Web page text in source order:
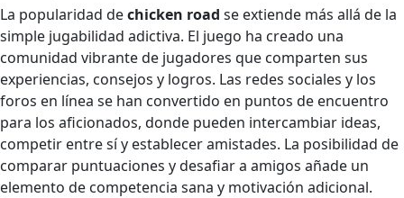
La popularidad dechicken road se extiende más allá de la
simple jugabilidad adictiva. El juego ha creado una
comunidad vibrante de jugadores que comparten sus
experiencias, consejos y logros. Las redes sociales y los
foros en línea se han convertido en puntos de encuentro
para los aficionados, donde pueden intercambiar ideas,
competir entre sí y establecer amistades. La posibilidad de
comparar puntuaciones y desafiar a amigos añade un
elemento de competencia sana y motivación adicional.